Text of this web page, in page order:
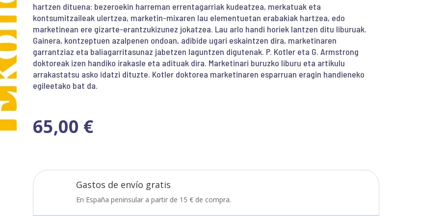
hartzen dituena: bezeroekin harreman errentagarriak kudeatzea, merkatuak eta
kontsumitzaileak ulertzea, marketin-mixaren lau elementuetan erabakiak hartzea, edo
marketinean ere gizarte-erantzukizunez jokatzea. Lau arlo handi horiek lantzen ditu liburuak.
Gainera, kontzeptuen azalpenen ondoan, adibide ugari eskaintzen dira, marketinaren
garrantziaz eta baliagarritasunaz jabetzen laguntzen digutenak. P. Kotler eta G. Armstrong
doktoreak izen handiko irakasle eta adituak dira. Marketinari buruzko liburu eta artikulu
arrakastatsu asko idatzi dituzte. Kotler doktorea marketinaren esparruan eragin handieneko
egileetako bat da.
65,00 €
Gastos de envío gratis
En España peninsular a partir de 15 € de compra.